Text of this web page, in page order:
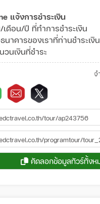
แจ้งการชำระเงิน
/ปี ที่ทำการชำระเงิน
รของเราที่ท่านชำระเงิน
งินที่ชำระ
จ
คัดลอกข้อมูลทัวร์ทั้งห